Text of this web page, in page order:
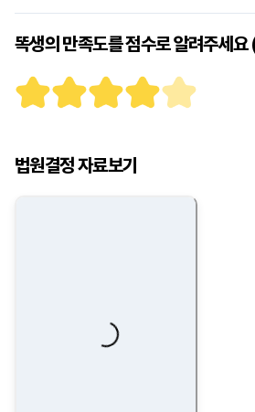
똑생의 만족도를 점수로 알려주세
법원결정 자료보기
Loading...